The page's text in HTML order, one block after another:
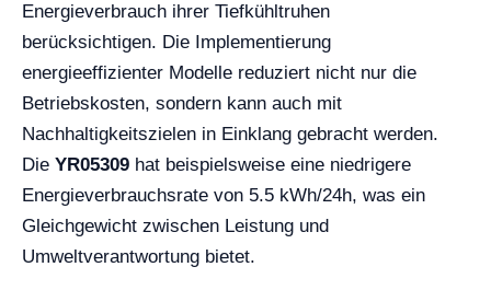
Energieverbrauch ihrer Tiefkühltruhen
berücksichtigen. Die Implementierung
energieeffizienter Modelle reduziert nicht nur die
Betriebskosten, sondern kann auch mit
Nachhaltigkeitszielen in Einklang gebracht werden.
Die YR05309 hat beispielsweise eine niedrigere
Energieverbrauchsrate von 5.5 kWh/24h, was ein
Gleichgewicht zwischen Leistung und
Umweltverantwortung bietet.